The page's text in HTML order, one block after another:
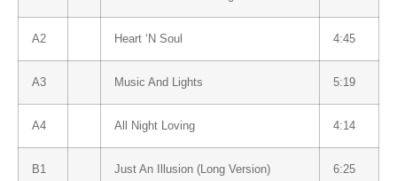
A2 Heart ‘N Soul 4:45
A3 Music And Lights 5:19
A4 All Night Loving 4:14
B1 Just An Illusion (Long Version) 6:25